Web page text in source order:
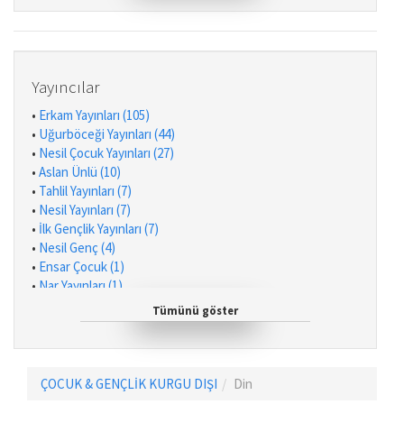
•Selcen Yüksel Arvas (2)
Yılmaz Dinç (1)
• Mehmet Yaşar (1)
• Mehmet Akif Karayel (1)
• Murat Bingöl (1)
• Fatih Yağcı (1)
• Ayşe Şeker Kılıç (1)
• Emine Aydın (1)
• Hilal Kara (1)
• Süleyman Ezber (1)
• Sevgi Başman (1)
• Murat Çiftkaya (1)
Süleyman Karacelil (1)
Yunus Oran (1)
•Zehra Türkmen (1)
Harun Serkan Aktaş (1)
Yayıncılar
• Erkam Yayınları (105)
• Uğurböceği Yayınları (44)
• Nesil Çocuk Yayınları (27)
• Aslan Ünlü (10)
• Tahlil Yayınları (7)
• Nesil Yayınları (7)
• İlk Gençlik Yayınları (7)
• Nesil Genç (4)
• Ensar Çocuk (1)
• Nar Yayınları (1)
Tümünü göster
ÇOCUK & GENÇLİK KURGU DIŞI Din